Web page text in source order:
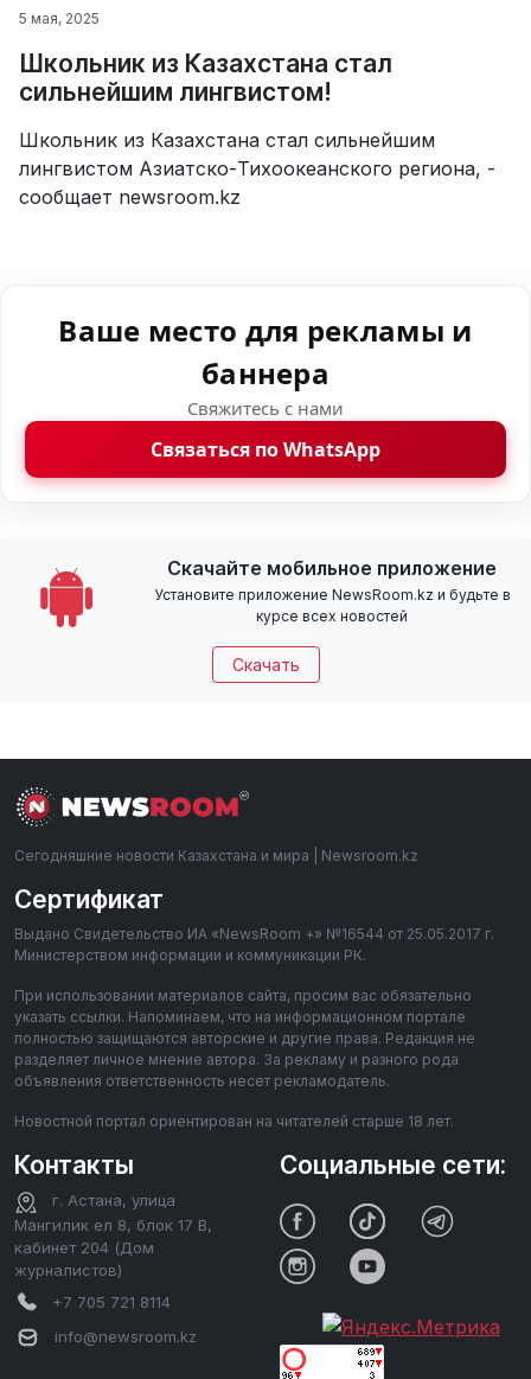
5 мая, 2025
Школьник из Казахстана стал
сильнейшим лингвистом!
Школьник из Казахстана стал сильнейшим
лингвистом Азиатско-Тихоокеанского региона, -
сообщает newsroom.kz
Ваше место для рекламы и
баннера
Свяжитесь с нами
Связаться по WhatsApp
Скачайте мобильное приложение
Установите приложение NewsRoom.kz и будьте в
курсе всех новостей
Скачать
Сегодняшние новости Казахстана и мира | Newsroom.kz
Сертификат
Выдано Свидетельство ИА «NewsRoom +» №16544 от 25.05.2017 г.
Министерством информации и коммуникации РК.
При использовании материалов сайта, просим вас обязательно
указать ссылки. Напоминаем, что на информационном портале
полностью защищаются авторские и другие права. Редакция не
разделяет личное мнение автора. За рекламу и разного рода
объявления ответственность несет рекламодатель.
Новостной портал ориентирован на читателей старше 18 лет.
Контакты
г. Астана, улица
Мангилик ел 8, блок 17 В,
кабинет 204 (Дом
журналистов)
+7 705 721 8114
info@newsroom.kz
Социальные сети: